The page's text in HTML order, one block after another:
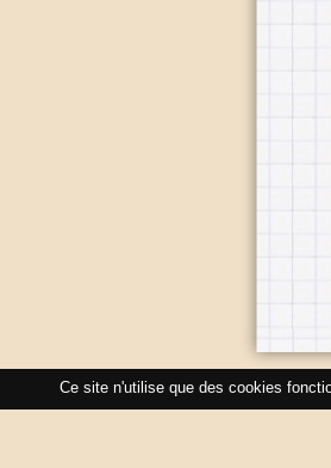
Ce site n'utilise que des cookies